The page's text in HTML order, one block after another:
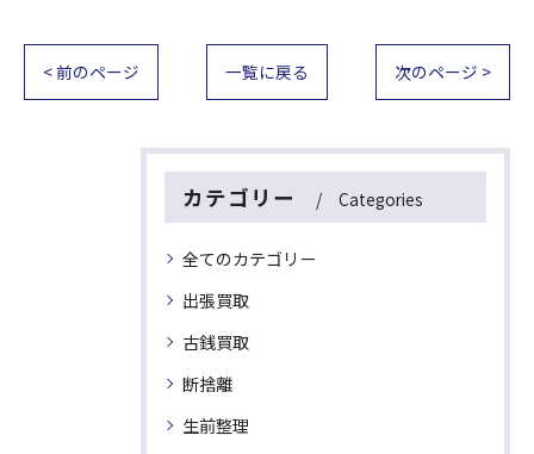
< 前のページ 一覧に戻る 次のページ >
カテゴリー Categories
全てのカテゴリー
出張買取
古銭買取
断捨離
生前整理